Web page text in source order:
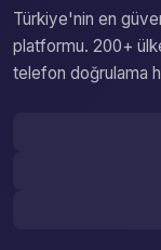
Türkiye'nin en
platformu. 200+
telefon doğrulama